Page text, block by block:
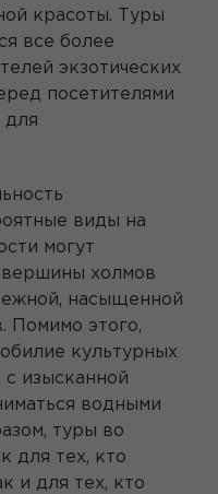
красоты. Туры
все более
экзотических
посетителями
для
виды на
могут
вершины холмов
насыщенной
Помимо этого,
культурных
изысканной
водными
туры во
для тех, кто
и для тех, кто